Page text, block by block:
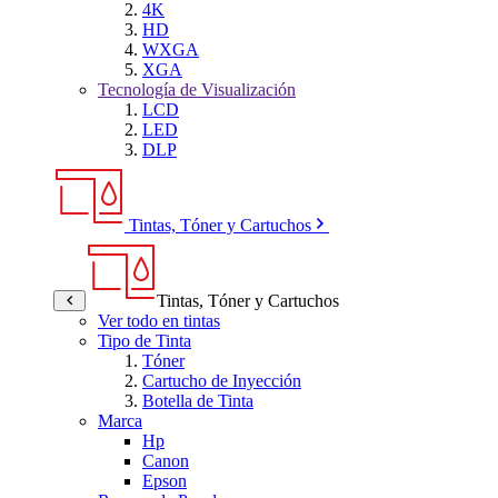
4K
HD
WXGA
XGA
Tecnología de Visualización
LCD
LED
DLP
Tintas, Tóner y Cartuchos
Tintas, Tóner y Cartuchos
Ver todo en tintas
Tipo de Tinta
Tóner
Cartucho de Inyección
Botella de Tinta
Marca
Hp
Canon
Epson